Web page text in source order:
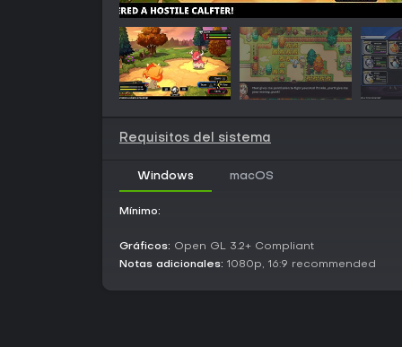
Requisitos del sistema
Windows macOS
Mínimo:
Gráficos: Open GL 3.2+ Compliant
Notas adicionales: 1080p, 16:9 recommended